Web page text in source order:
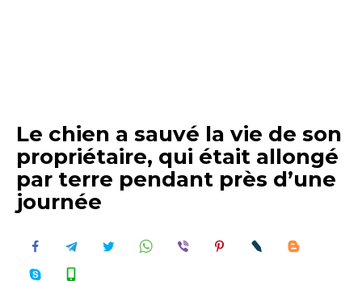
Le chien a sauvé la vie de son
propriétaire, qui était allongé
par terre pendant près d’une
journée